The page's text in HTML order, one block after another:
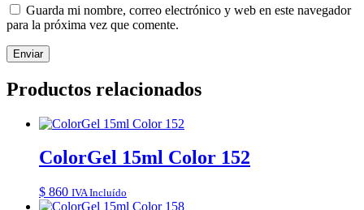
Guarda mi nombre, correo electrónico y web en este navegador
para la próxima vez que comente.
Productos relacionados
ColorGel 15ml Color 152
$ 860 IVA Incluído